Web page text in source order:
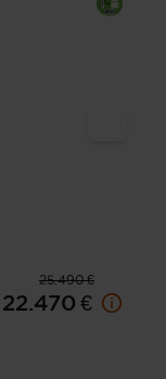
25.490 €
22.470 €